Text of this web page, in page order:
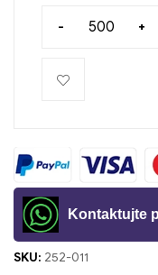
- +
Kontaktujte
SKU: 252-011